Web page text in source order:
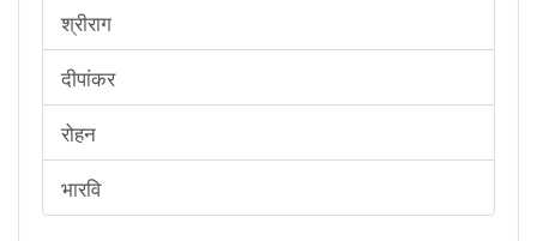
श्रीराग
दीपांकर
रोहन
भारवि